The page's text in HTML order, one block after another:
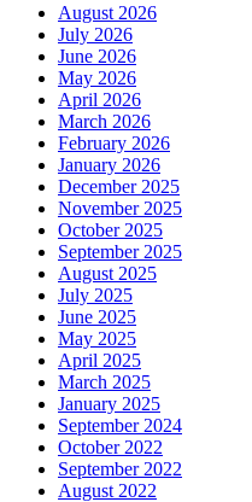
August 2026
July 2026
June 2026
May 2026
April 2026
March 2026
February 2026
January 2026
December 2025
November 2025
October 2025
September 2025
August 2025
July 2025
June 2025
May 2025
April 2025
March 2025
January 2025
September 2024
October 2022
September 2022
August 2022